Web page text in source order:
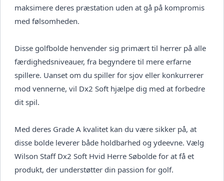
maksimere deres præstation uden at gå på kompromis
med følsomheden.
Disse golfbolde henvender sig primært til herrer på alle
færdighedsniveauer, fra begyndere til mere erfarne
spillere. Uanset om du spiller for sjov eller konkurrerer
mod vennerne, vil Dx2 Soft hjælpe dig med at forbedre
dit spil.
Med deres Grade A kvalitet kan du være sikker på, at
disse bolde leverer både holdbarhed og ydeevne. Vælg
Wilson Staff Dx2 Soft Hvid Herre Søbolde for at få et
produkt, der understøtter din passion for golf.